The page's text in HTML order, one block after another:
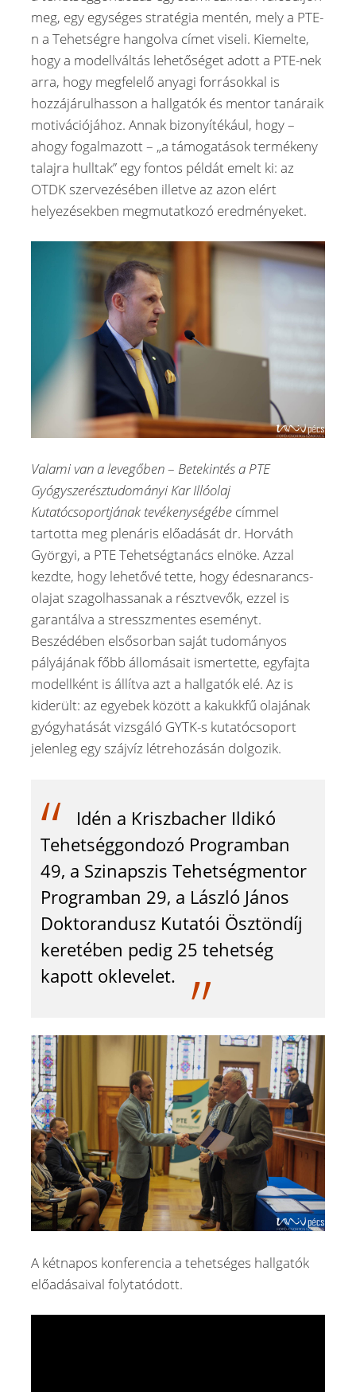
meg, egy egységes stratégia mentén, mely a PTE-
n a Tehetségre hangolva címet viseli. Kiemelte,
hogy a modellváltás lehetőséget adott a PTE-nek
arra, hogy megfelelő anyagi forrásokkal is
hozzájárulhasson a hallgatók és mentor tanáraik
motivációjához. Annak bizonyítékául, hogy –
ahogy fogalmazott – „a támogatások termékeny
talajra hulltak” egy fontos példát emelt ki: az
OTDK szervezésében illetve az azon elért
helyezésekben megmutatkozó eredményeket.
Valami van a levegőben– Betekintés a PTE
Gyógyszerésztudományi Kar Illóolaj
Kutatócsoportjának tevékenységébe címmel
tartotta meg plenáris előadását dr. Horváth
Györgyi, a PTE Tehetségtanács elnöke. Azzal
kezdte, hogy lehetővé tette, hogy édesnarancs-
olajat szagolhassanak a résztvevők, ezzel is
garantálva a stresszmentes eseményt.
Beszédében elsősorban saját tudományos
pályájának főbb állomásait ismertette, egyfajta
modellként is állítva azt a hallgatók elé. Az is
kiderült: az egyebek között a kakukkfű olajának
gyógyhatását vizsgáló GYTK-s kutatócsoport
jelenleg egy szájvíz létrehozásán dolgozik.
Idén a Kriszbacher Ildikó
Tehetséggondozó Programban
49, a Szinapszis Tehetségmentor
Programban 29, a László János
Doktorandusz Kutatói Ösztöndíj
keretében pedig 25 tehetség
kapott oklevelet.
A kétnapos konferencia a tehetséges hallgatók
előadásaival folytatódott.